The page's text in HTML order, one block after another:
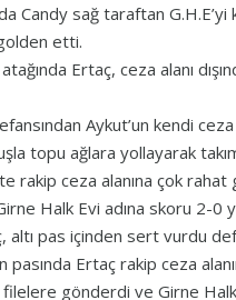
Candy sağ taraftan
etti.
Ertaç, ceza alanı
Aykut’un kendi ceza
topu ağlara yollayarak
rakip ceza alanına çok rahat
Halk Evi adına skoru 2-0
altı pas içinden sert vurdu
pasında Ertaç rakip ceza
gönderdi ve Girne